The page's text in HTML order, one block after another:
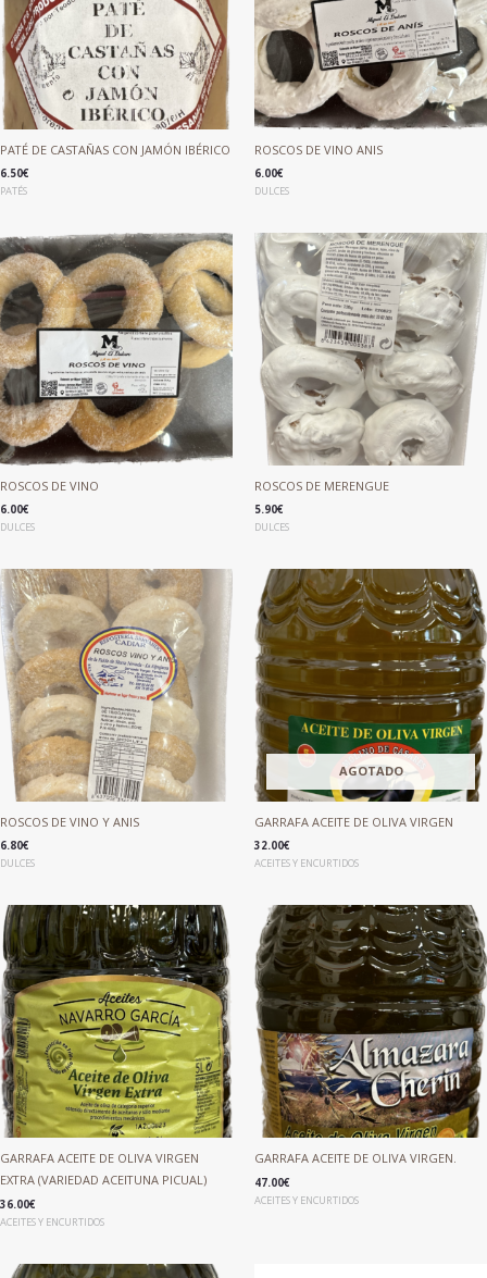
PATÉ DE CASTAÑAS CON JAMÓN IBÉRICO
6.50€
PATÉS
ROSCOS DE VINO ANIS
6.00€
DULCES
ROSCOS DE VINO
6.00€
DULCES
ROSCOS DE MERENGUE
5.90€
DULCES
ROSCOS DE VINO Y ANIS
6.80€
DULCES
AGOTADO
GARRAFA ACEITE DE OLIVA VIRGEN
32.00€
ACEITES Y ENCURTIDOS
GARRAFA ACEITE DE OLIVA VIRGEN
EXTRA (VARIEDAD ACEITUNA PICUAL)
36.00€
ACEITES Y ENCURTIDOS
GARRAFA ACEITE DE OLIVA VIRGEN.
47.00€
ACEITES Y ENCURTIDOS